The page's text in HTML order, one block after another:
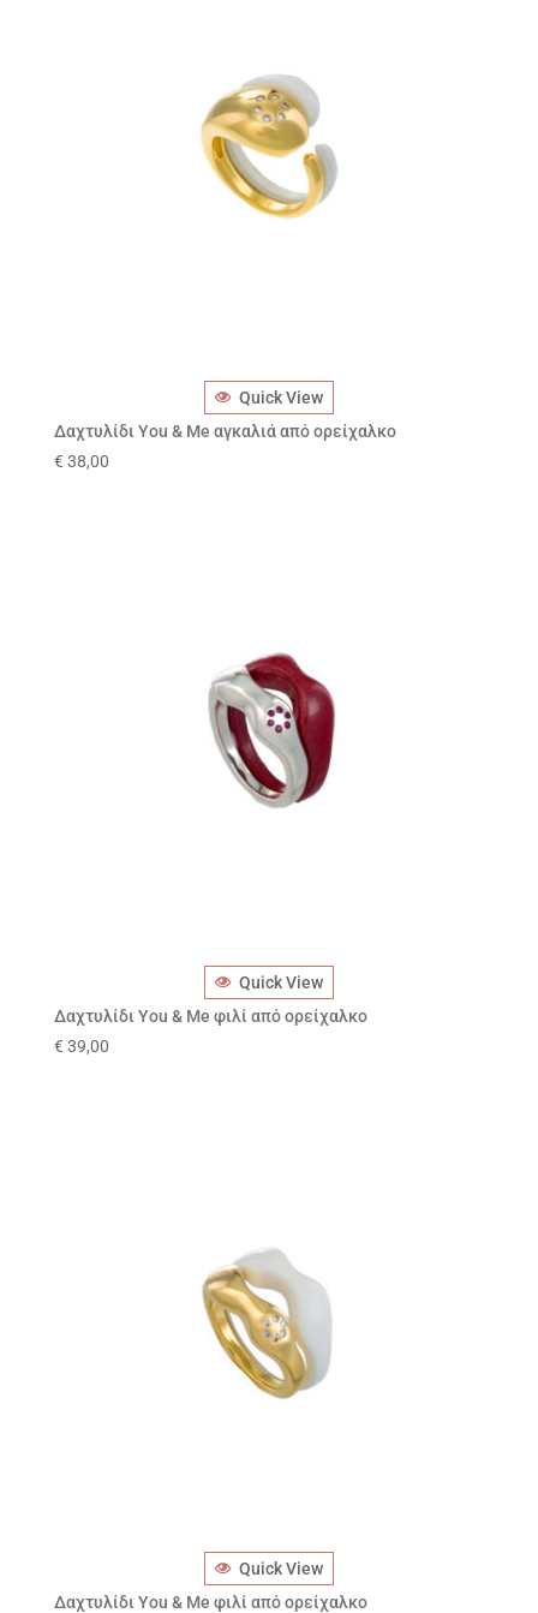
Quick View
Δαχτυλίδι You & Me αγκαλιά από ορείχαλκο
€ 38,00
Quick View
Δαχτυλίδι You & Me φιλί από ορείχαλκο
€ 39,00
Quick View
Δαχτυλίδι You & Me φιλί από ορείχαλκο